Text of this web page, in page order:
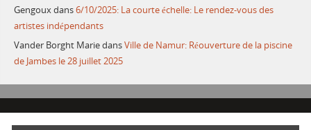
Gengouxdans6/10/2025: La courte échelle: Le rendez-vous des
artistes indépendants
Vander Borght MariedansVille de Namur: Réouverture de la piscine
de Jambes le 28 juillet 2025